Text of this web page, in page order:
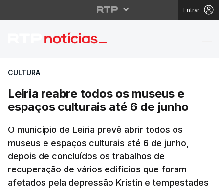
Entrar
Leiria reabre todos
CULTURA
Leiria reabre todos os museus e
espaços culturais até 6 de junho
O município de Leiria prevê abrir todos os
museus e espaços culturais até 6 de junho,
depois de concluídos os trabalhos de
recuperação de vários edifícios que foram
afetados pela depressão Kristin e tempestades